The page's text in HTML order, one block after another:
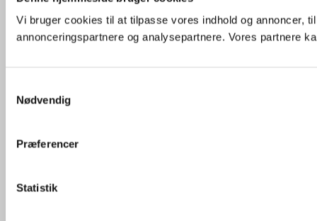
Vi bruger cookies til at tilpasse vores indhold og annoncer,
annonceringspartnere og analysepartnere. Vores partnere
Nødvendig
Præferencer
Statistik